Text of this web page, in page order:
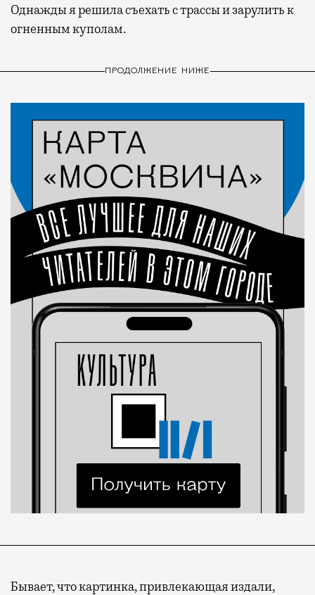
Однажды я решила съехать с трассы и зарулить к
огненным куполам.
ПРОДОЛЖЕНИЕ НИЖЕ
Бывает, что картинка, привлекающая издали,